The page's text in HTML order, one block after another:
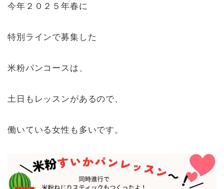
今年２０２５年春に
特別ラインで募集した
米粉パンコースは、
土日もレッスンがあるので、
働いている女性も多いです。